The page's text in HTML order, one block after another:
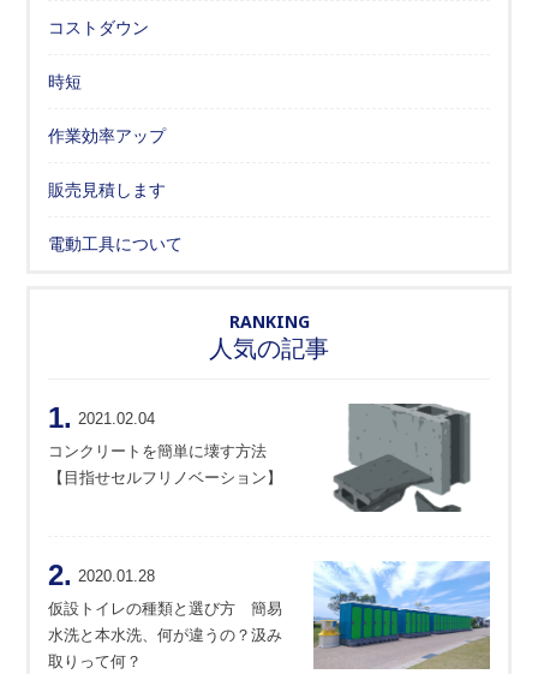
コストダウン
時短
作業効率アップ
販売見積します
電動工具について
RANKING
人気の記事
1. 2021.02.04
コンクリートを簡単に壊す方法
【目指せセルフリノベーション】
2. 2020.01.28
仮設トイレの種類と選び方 簡易
水洗と本水洗、何が違うの？汲み
取りって何？